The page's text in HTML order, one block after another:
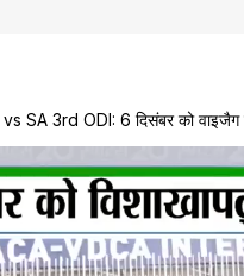
SA 3rd ODI: 6 दिसंबर को वाइजैग